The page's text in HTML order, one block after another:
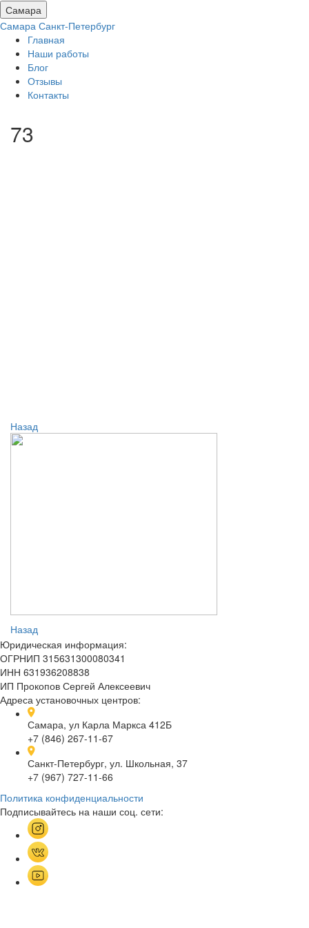
Самара
Самара Санкт-Петербург
Главная
Наши работы
Блог
Отзывы
Контакты
73
Назад
Назад
Юридическая информация:
ОГРНИП 315631300080341
ИНН 631936208838
ИП Прокопов Сергей Алексеевич
Адреса установочных центров:
Самара, ул Карла Маркса 412Б
+7 (846) 267-11-67
Санкт-Петербург, ул. Школьная, 37
+7 (967) 727-11-66
Политика конфиденциальности
Подписывайтесь на наши соц. сети: